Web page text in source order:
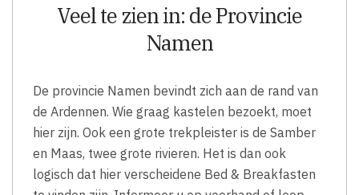
Veel te zien in: de Provincie
Namen
De provincie Namen bevindt zich aan de rand van
de Ardennen. Wie graag kastelen bezoekt, moet
hier zijn. Ook een grote trekpleister is de Samber
en Maas, twee grote rivieren. Het is dan ook
logisch dat hier verscheidene Bed & Breakfasten